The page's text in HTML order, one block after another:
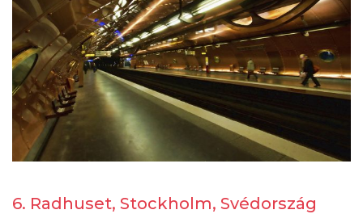
6. Radhuset, Stockholm, Svédország